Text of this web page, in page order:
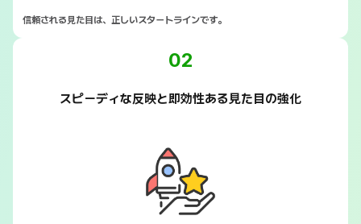
信頼される見た目は、正しいスタートラインです。
02
スピーディな反映と即効性ある見た目の強化